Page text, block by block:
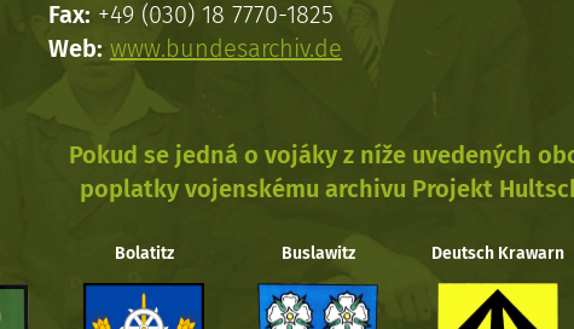
Fax: +49 (030) 18 7770-1825
Web: www.bundesarchiv.de
Pokud se jedná o vojáky z níže uvedených
poplatky vojenskému archivu Projekt
Bolatitz Buslawitz Deutsch Krawarn